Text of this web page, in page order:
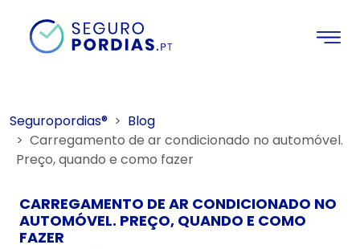
Seguropordias®
Blog
Carregamento de ar condicionado no automóvel.
Preço, quando e como fazer
CARREGAMENTO DE AR CONDICIONADO NO
AUTOMÓVEL. PREÇO, QUANDO E COMO
FAZER